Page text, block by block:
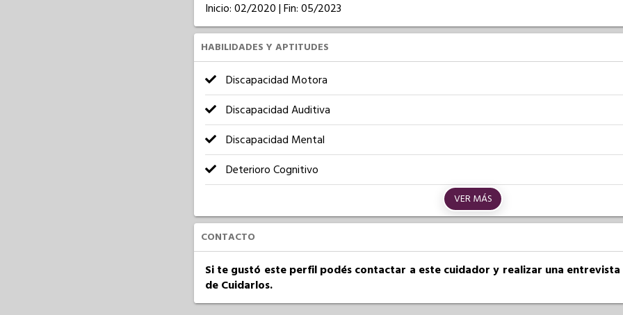
Inicio: 02/2020 | Fin: 05/2023
HABILIDADES Y APTITUDES
Discapacidad Motora
Discapacidad Auditiva
Discapacidad Mental
Deterioro Cognitivo
VER MÁS
CONTACTO
Si te gustó este perfil podés contactar a este cuidador y realizar una entrevista
de Cuidarlos.